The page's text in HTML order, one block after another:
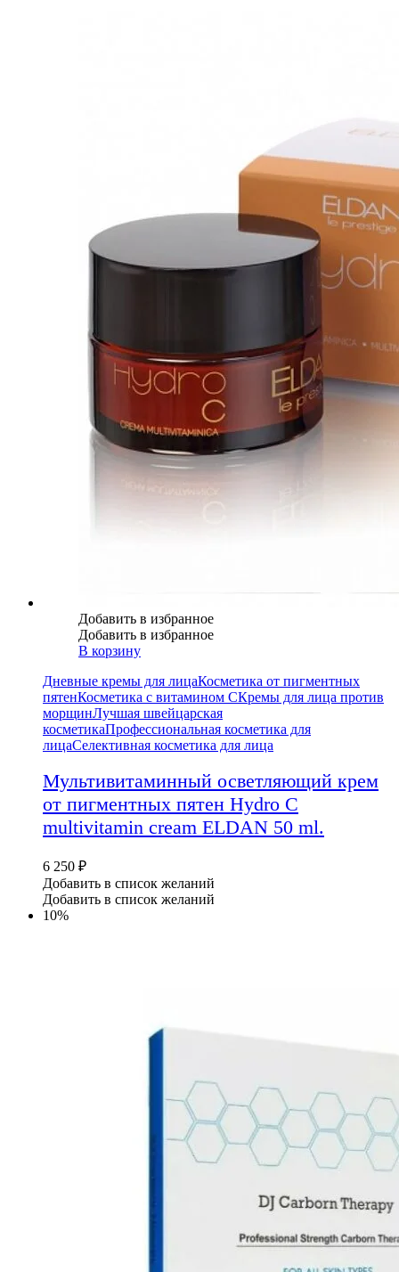
Добавить в избранное
Добавить в избранное
В корзину
Дневные кремы для лицаКосметика от пигментных
пятенКосметика с витамином СКремы для лица против
морщинЛучшая швейцарская
косметикаПрофессиональная косметика для
лицаСелективная косметика для лица
Мультивитаминный осветляющий крем
от пигментных пятен Hydro C
multivitamin cream ELDAN 50 ml.
6 250 ₽
Добавить в список желаний
Добавить в список желаний
10%